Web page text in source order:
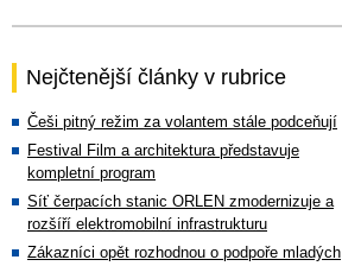
Nejčtenější články v rubrice
Češi pitný režim za volantem stále podceňují
Festival Film a architektura představuje
kompletní program
Síť čerpacích stanic ORLEN zmodernizuje a
rozšíří elektromobilní infrastrukturu
Zákazníci opět rozhodnou o podpoře mladých